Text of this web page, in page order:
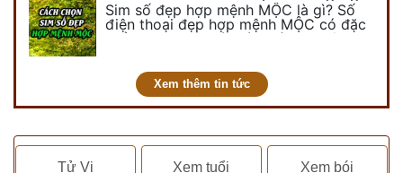
Sim số đẹp hợp mệnh MỘC là gì? Số
điện thoại đẹp hợp mệnh MỘC có đặc
điểm ra sao? Dưới góc nhìn chuyên gia
Xem thêm tin tức
Tử Vi Xem tuổi Xem bói